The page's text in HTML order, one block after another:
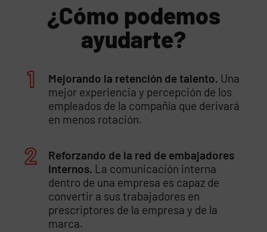
¿Cómo podemos
ayudarte?
Mejorando la retención de talento. Una
mejor experiencia y percepción de los
empleados de la compañía que derivará
en menos rotación.
Reforzando de la red de embajadores
internos. La comunicación interna
dentro de una empresa es capaz de
convertir a sus trabajadores en
prescriptores de la empresa y de la
marca.